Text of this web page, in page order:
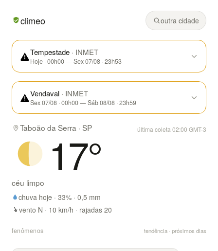
Em Taboão da Serra/SP hoje: céu limpo, mínima de 16° e
climeo outra cidade
Tempestade · INMET
Hoje · 00h00 — Sex 07/08 · 23h53
Vendaval · INMET
Sex 07/08 · 00h00 — Sáb 08/08 · 23h59
Taboão da Serra · SP última coleta 02:00 GMT-3
17°
céu limpo
chuva hoje · 33% · 0,5 mm
vento N · 10 km/h · rajadas 20
fenômenos tendência · próximos dias